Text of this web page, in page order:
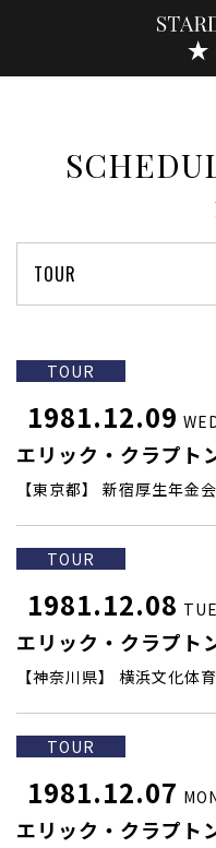
TOUR
TOUR
1981.12.09
エリック・クラプト
【東京都】 新宿厚生年金
TOUR
1981.12.08 TUE
エリック・クラプト
【神奈川県】 横浜文化体
TOUR
1981.12.07
エリック・クラプト